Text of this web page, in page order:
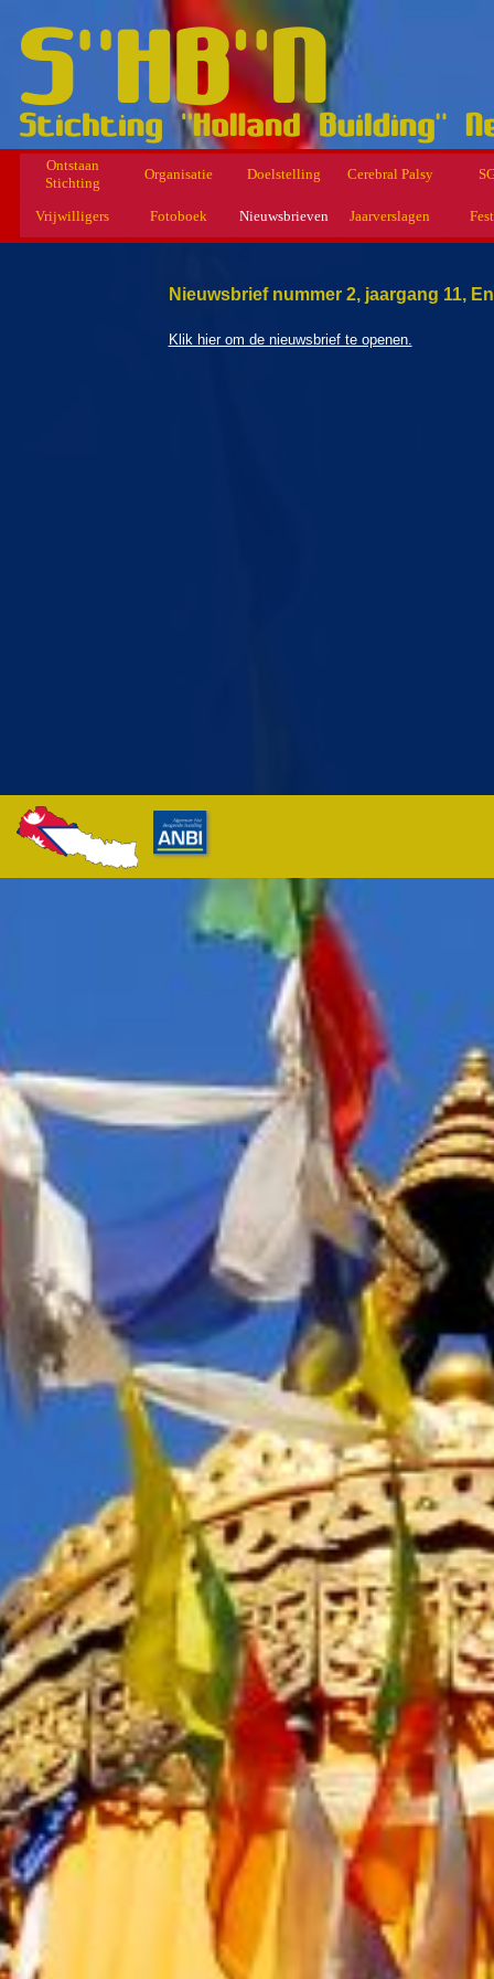
Ontstaan
Stichting
Organisatie Doelstelling Cerebral Palsy
Vrijwilligers Fotoboek Nieuwsbrieven Jaarverslagen
Nieuwsbrief nummer 2, jaargang 11,
Klik hier om de nieuwsbrief te openen.